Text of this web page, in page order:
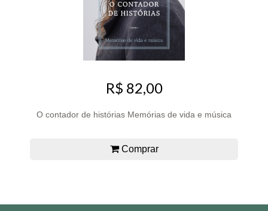
R$ 82,00
O contador de histórias Memórias de vida e música
Comprar